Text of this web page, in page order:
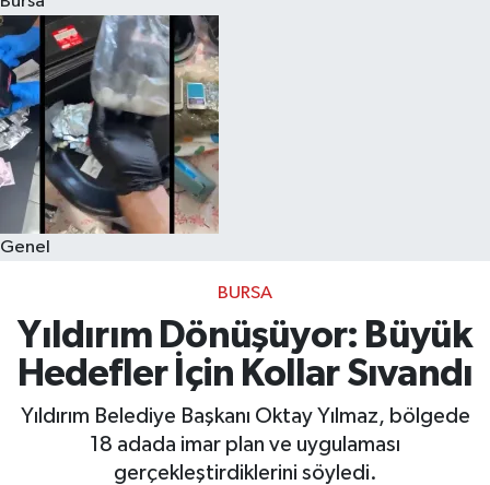
Genel
BURSA
Yıldırım Dönüşüyor: Büyük
Hedefler İçin Kollar Sıvandı
Yıldırım Belediye Başkanı Oktay Yılmaz, bölgede
18 adada imar plan ve uygulaması
gerçekleştirdiklerini söyledi.
Eğitim
Sağlık
Dünya
Magazin
Kültür & Sanat
Teknoloji
Bilim